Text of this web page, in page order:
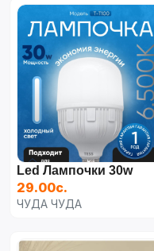
Led Лампочки 30w
29.00с.
ЧУДА ЧУДА